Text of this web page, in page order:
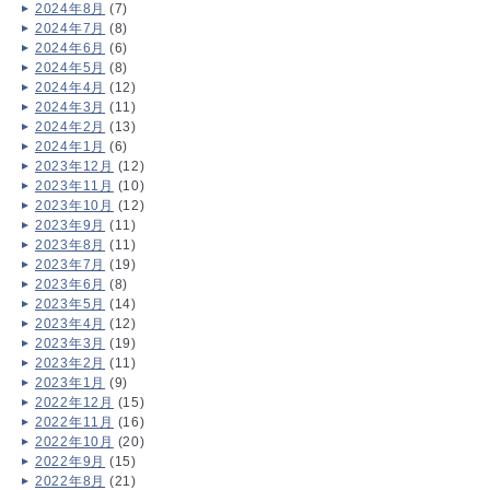
2024年8月 (7)
2024年7月 (8)
2024年6月 (6)
2024年5月 (8)
2024年4月 (12)
2024年3月 (11)
2024年2月 (13)
2024年1月 (6)
2023年12月 (12)
2023年11月 (10)
2023年10月 (12)
2023年9月 (11)
2023年8月 (11)
2023年7月 (19)
2023年6月 (8)
2023年5月 (14)
2023年4月 (12)
2023年3月 (19)
2023年2月 (11)
2023年1月 (9)
2022年12月 (15)
2022年11月 (16)
2022年10月 (20)
2022年9月 (15)
2022年8月 (21)